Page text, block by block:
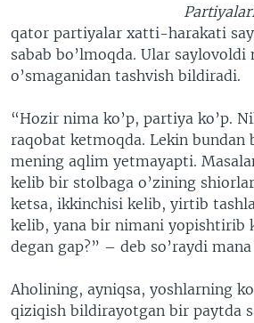
qator partiyalar xatti-harakati
sabab bo’lmoqda. Ular saylovoldi
o’smaganidan tashvish bildiradi.
“Hozir nima ko’p, partiya ko’p.
raqobat ketmoqda. Lekin bundan
mening aqlim yetmayapti.
kelib bir stolbaga o’zining
ketsa, ikkinchisi kelib, yirtib
kelib, yana bir nimani yopishtirib
degan gap?” – deb so’raydi
Aholining, ayniqsa, yoshlarning
qiziqish bildirayotgan bir paytda